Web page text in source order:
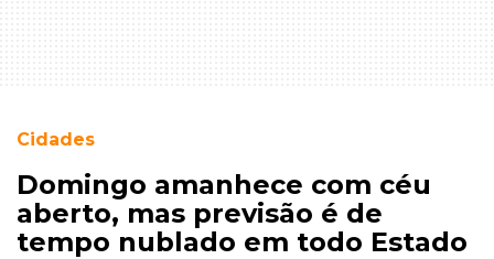
Cidades
Domingo amanhece com céu
aberto, mas previsão é de
tempo nublado em todo Estado